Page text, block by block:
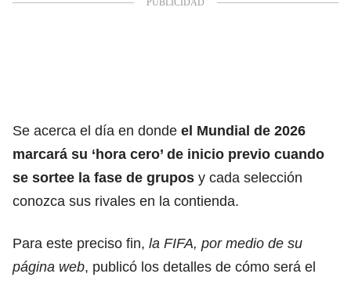
Se acerca el día en donde el Mundial de 2026
marcará su ‘hora cero’ de inicio previo cuando
se sortee la fase de grupos y cada selección
conozca sus rivales en la contienda.
Para este preciso fin, la FIFA, por medio de su
página web, publicó los detalles de cómo será el